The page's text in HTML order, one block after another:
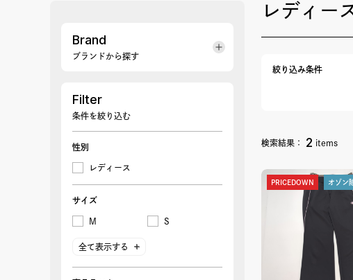
Brand
ブランドから探す
Filter
条件を絞り込む
性別
レディース
サイズ
M S
全て表示する
レディー
絞り込み条件
検索結果： 2 items
PRICEDOWN オゾン